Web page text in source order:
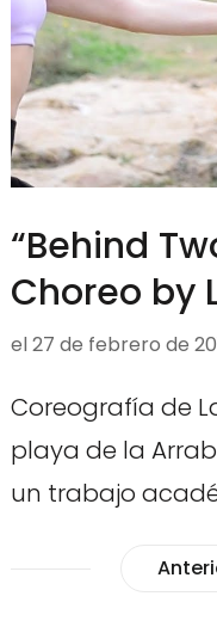
“Behind
Choreo by
el27 de febrero de
Coreografía de
playa de la
un trabajo